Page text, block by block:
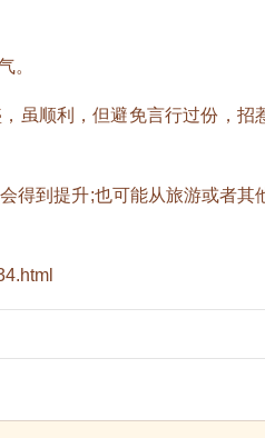
。
顺利，但避免言行过份，招
到提升;也可能从旅游或者其